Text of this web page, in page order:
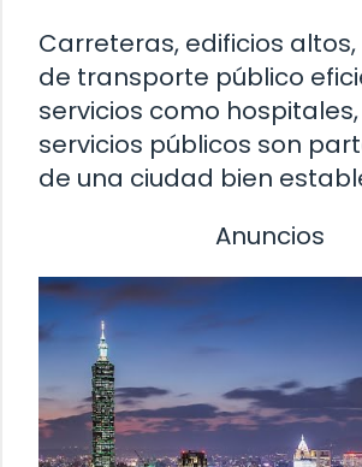
Carreteras, edificios
de transporte público
servicios como
servicios públicos son
de una ciudad bien
Anuncios